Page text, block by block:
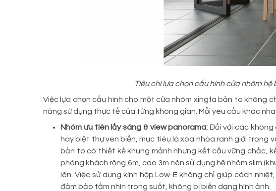
Tiêu chí lựa chọn cấu hình cửa nhôm
Việc lựa chọn cấu hình cho một cửa nhôm xingfa bản to không
năng sử dụng thực tế của từng không gian. Mỗi yêu cầu khác
Nhóm ưu tiên lấy sáng & view panorama:Đối với các không
hay biệt thự ven biển, mục tiêu là xóa nhòa ranh giới trong
bản to có thiết kế khung mảnh nhưng kết cấu vững chắc,
phòng khách rộng 6m, cao 3m nên sử dụng hệ nhôm slim
lên. Việc sử dụng kính hộp Low-E không chỉ giúp cách
đảm bảo tầm nhìn trong suốt, không bị biến dạng hình ảnh.